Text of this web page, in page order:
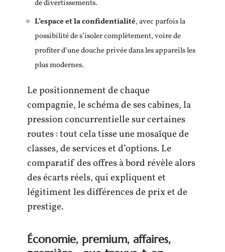
de divertissements.
L’espace et la confidentialité, avec parfois la
possibilité de s’isoler complètement, voire de
profiter d’une douche privée dans les appareils les
plus modernes.
Le positionnement de chaque
compagnie, le schéma de ses cabines, la
pression concurrentielle sur certaines
routes : tout cela tisse une mosaïque de
classes, de services et d’options. Le
comparatif des offres à bord révèle alors
des écarts réels, qui expliquent et
légitiment les différences de prix et de
prestige.
Économie, premium, affaires,